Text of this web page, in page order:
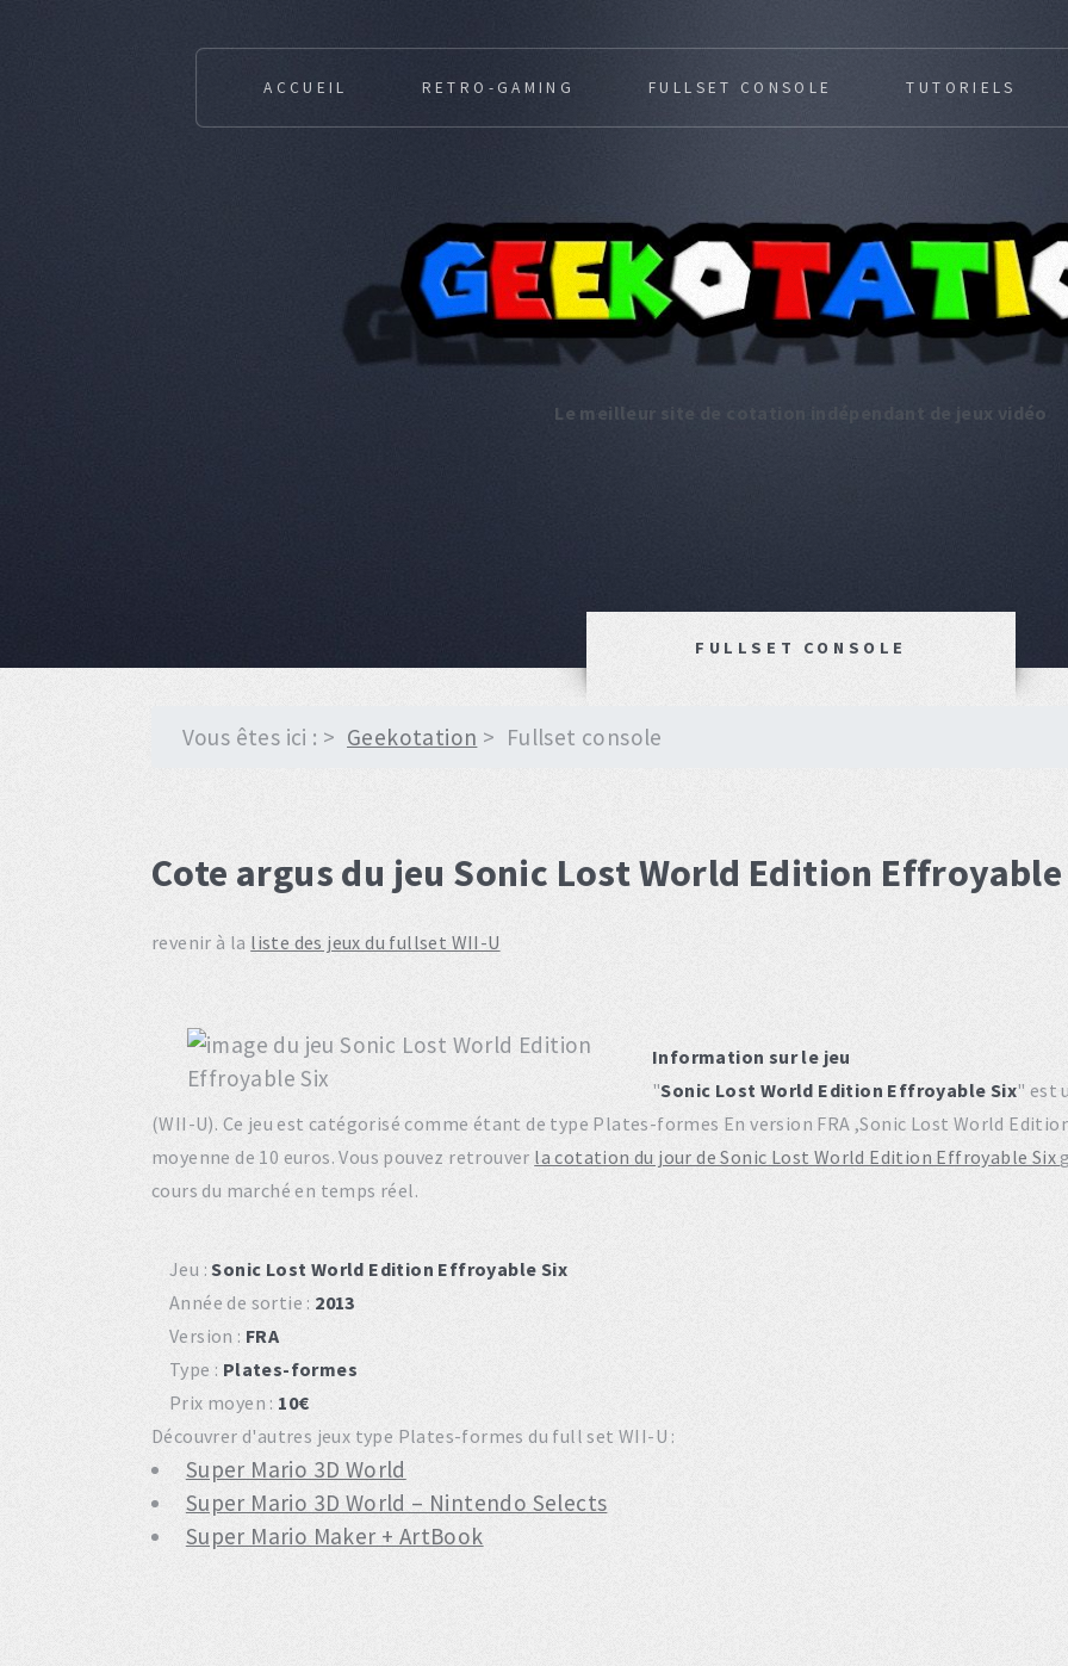
Le meilleur site de cotation indépendant de jeux vidéo
ACCUEIL RETRO-GAMING FULLSET CONSOLE TUTORIELS
FULLSET CONSOLE
Vous êtes ici : Geekotation Fullset console
Cote argus du jeu Sonic Lost World Edition
revenir à la liste des jeux du fullset WII-U
Information sur le jeu
"Sonic Lost World Edition Effroyable Six" est
(WII-U). Ce jeu est catégorisé comme étant de type Plates-formes En version FRA ,Sonic Lost World
moyenne de 10 euros. Vous pouvez retrouver la cotation du jour de Sonic Lost World Edition Effroyable Six
cours du marché en temps réel.
Jeu :Sonic Lost World Edition Effroyable Six
Année de sortie : 2013
Version : FRA
Type : Plates-formes
Prix moyen : 10€
Découvrer d'autres jeux type Plates-formes du full set WII-U :
Super Mario 3D World
Super Mario 3D World – Nintendo Selects
Super Mario Maker + ArtBook